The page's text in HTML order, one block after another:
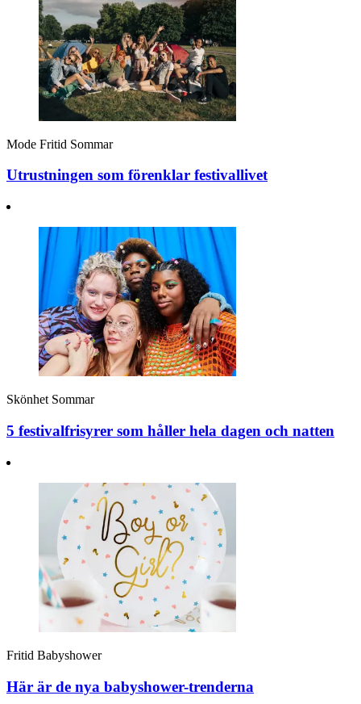
Mode Fritid Sommar
Utrustningen som förenklar festivallivet
Skönhet Sommar
5 festivalfrisyrer som håller hela dagen och natten
Fritid Babyshower
Här är de nya babyshower-trenderna